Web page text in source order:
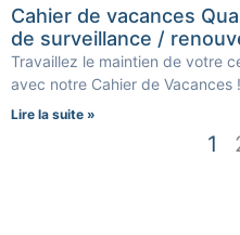
Cahier de vacances
de surveillance /
Travaillez le maintien de votre
avec notre Cahier de Vacances !
Lire la suite »
1